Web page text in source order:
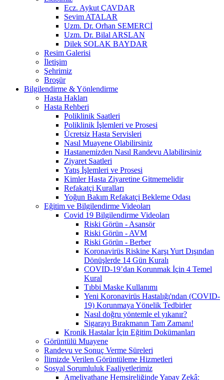
Ecz. Aykut ÇAVDAR
Sevim ATALAR
Uzm. Dr. Orhan SEMERCİ
Uzm. Dr. Bilal ARSLAN
Dilek SOLAK BAYDAR
Resim Galerisi
İletişim
Şehrimiz
Broşür
Bilgilendirme & Yönlendirme
Hasta Hakları
Hasta Rehberi
Poliklinik Saatleri
Poliklinik İşlemleri ve Prosesi
Ücretsiz Hasta Servisleri
Nasıl Muayene Olabilirsiniz
Hastanemizden Nasıl Randevu Alabilirsiniz
Ziyaret Saatleri
Yatış İşlemleri ve Prosesi
Kimler Hasta Ziyaretine Gitmemelidir
Refakatçi Kuralları
Yoğun Bakım Refakatçi Bekleme Odası
Eğitim ve Bilgilendirme Videoları
Covid 19 Bilgilendirme Videoları
Riski Görün - Asansör
Riski Görün - AVM
Riski Görün - Berber
Koronavirüs Riskine Karşı Yurt Dışından
Dönüşlerde 14 Gün Kuralı
COVID-19’dan Korunmak İçin 4 Temel
Kural
Tıbbi Maske Kullanımı
Yeni Koronavirüs Hastalığı'ndan (COVID-
19) Korunmaya Yönelik Tedbirler
Nasıl doğru yöntemle el yıkanır?
Sigarayı Bırakmanın Tam Zamanı!
Kronik Hastalar İçin Eğitim Dokümanları
Görüntülü Muayene
Randevu ve Sonuç Verme Süreleri
İlimizde Verilen Görüntüleme Hizmetleri
Sosyal Sorumluluk Faaliyetlerimiz
Ameliyathane Hemşireliğinde Yapay Zekâ: